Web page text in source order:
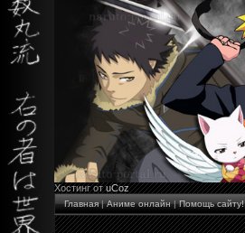
Хостинг отuCoz
Главная|Аниме онлайн|Помощь сайту!